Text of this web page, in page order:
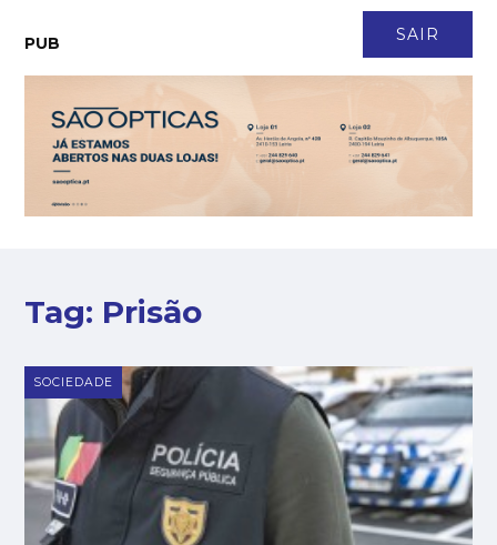
SAIR
PUB
Tag: Prisão
SOCIEDADE